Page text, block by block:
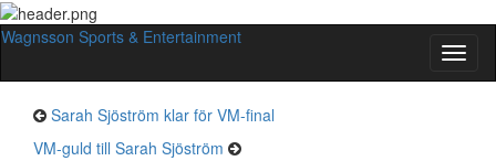
Slå
på/av
Wagnsson Sports & Entertainment
Sarah Sjöström klar för VM-final
VM-guld till Sarah Sjöström